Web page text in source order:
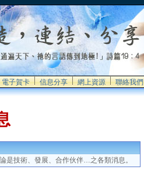
電子賀卡 信息分享 網上資源 聯絡我們
是技術、發展、合作伙伴…之各類消息。